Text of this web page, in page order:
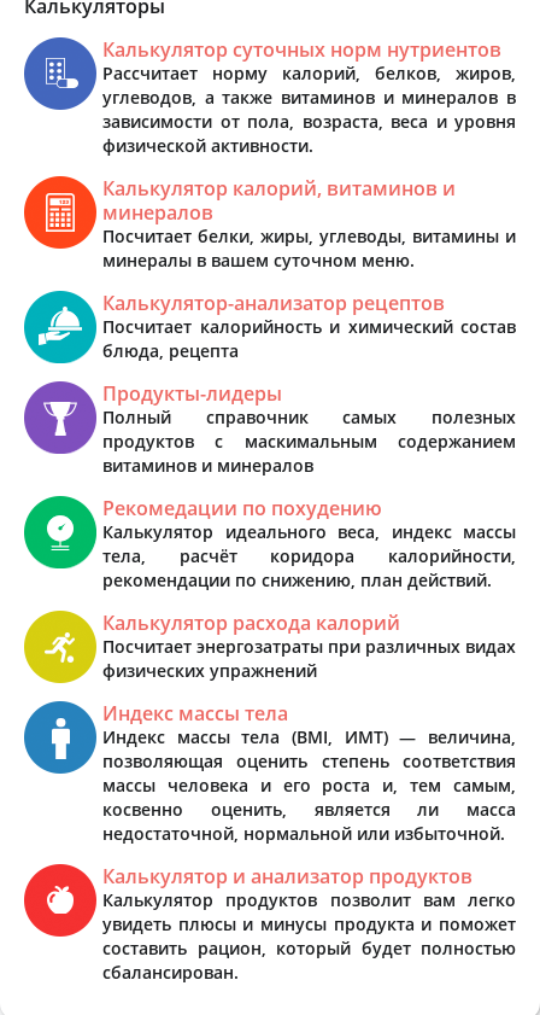
Калькуляторы
Калькулятор суточных норм нутриентов
Рассчитает норму калорий, белков, жиров,
углеводов, а также витаминов и минералов в
зависимости от пола, возраста, веса и уровня
физической активности.
Калькулятор калорий, витаминов и
минералов
Посчитает белки, жиры, углеводы, витамины и
минералы в вашем суточном меню.
Калькулятор-анализатор рецептов
Посчитает калорийность и химический состав
блюда, рецепта
Продукты-лидеры
Полный справочник самых полезных
продуктов с маскимальным содержанием
витаминов и минералов
Рекомедации по похудению
Калькулятор идеального веса, индекс массы
тела, расчёт коридора калорийности,
рекомендации по снижению, план действий.
Калькулятор расхода калорий
Посчитает энергозатраты при различных видах
физических упражнений
Индекс массы тела
Индекс массы тела (BMI, ИМТ) — величина,
позволяющая оценить степень соответствия
массы человека и его роста и, тем самым,
косвенно оценить, является ли масса
недостаточной, нормальной или избыточной.
Калькулятор и анализатор продуктов
Калькулятор продуктов позволит вам легко
увидеть плюсы и минусы продукта и поможет
составить рацион, который будет полностью
сбалансирован.